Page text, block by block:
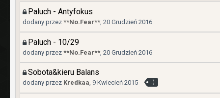
Paluch - Antyfokus
dodany przez**No.Fear**,20 Grudzień 2016
Paluch - 10/29
dodany przez**No.Fear**,20 Grudzień 2016
Sobota&kieru Balans
dodany przez Kredkaa, 9 Kwiecień 2015 ;)